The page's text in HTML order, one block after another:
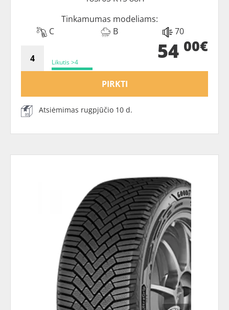
Tinkamumas modeliams:
C
B 70
Likutis >4 54 00€
PIRKTI
Atsiėmimas rugpjūčio 10 d.